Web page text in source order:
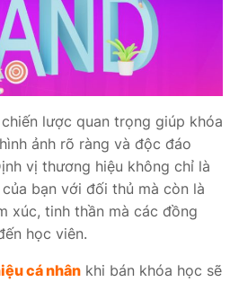
lược quan trọng giúp khóa
ảnh rõ ràng và độc đáo
vị thương hiệu không chỉ là
bạn với đối thủ mà còn là
xúc, tinh thần mà các đồng
học viên.
cá nhân khi bán khóa học sẽ